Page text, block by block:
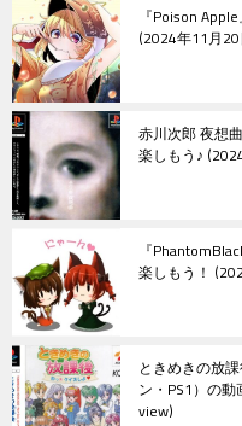
『Poison
2024年11月
赤川次郎 夜想
楽しもう♪
『
楽しもう！
ときめきの放
ン・PS1）の
view